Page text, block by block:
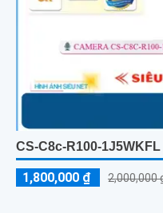
CS-C8c-R100-
1,800,000 ₫ 2,000,000